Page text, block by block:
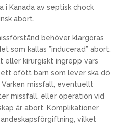
i Kanada av septisk chock
abort.
behöver klargöras
som kallas ”inducerad” abort.
eller kirurgiskt ingrepp vars
ofött barn som lever ska dö
missfall, eventuellt
missfall, eller operation vid
är abort. Komplikationer
vilket